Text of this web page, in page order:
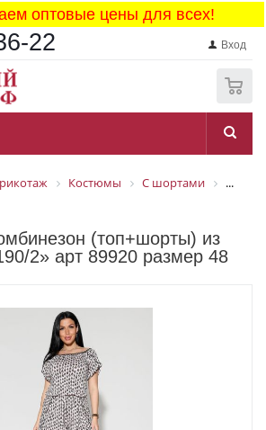
оптовые цены для всех!
22 Вход
Костюмы С шортами ...
(топ+шорты) из
2» арт 89920 размер 48